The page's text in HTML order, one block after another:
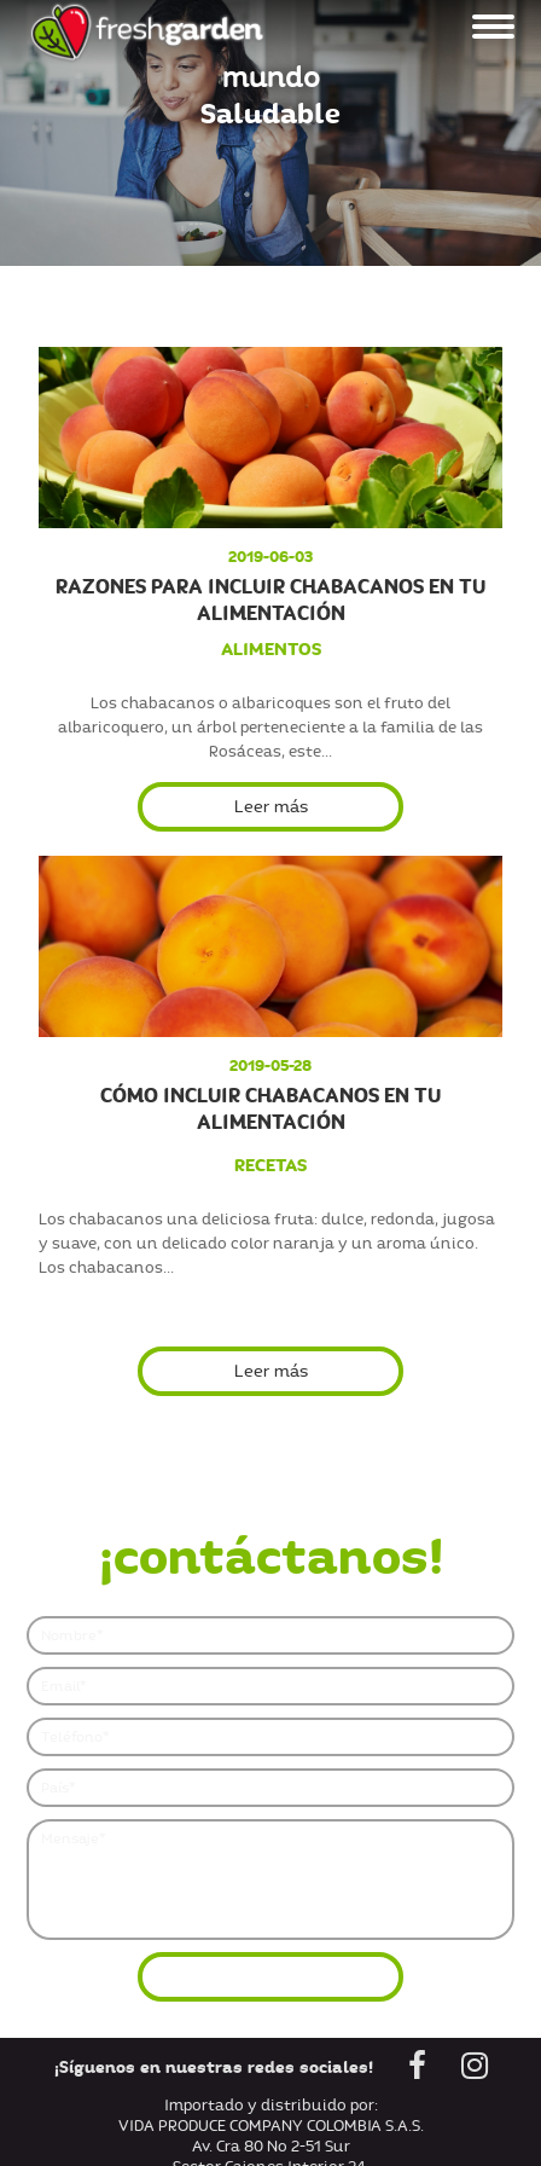
mundo
Saludable
2019-06-03
RAZONES PARA INCLUIR CHABACANOS EN TU
ALIMENTACIÓN
ALIMENTOS
Los chabacanos o albaricoques son el fruto del
albaricoquero, un árbol perteneciente a la familia de las
Rosáceas, este...
Leer más
2019-05-28
CÓMO INCLUIR CHABACANOS EN TU
ALIMENTACIÓN
RECETAS
Los chabacanos una deliciosa fruta: dulce, redonda, jugosa
y suave, con un delicado color naranja y un aroma único.
Los chabacanos...
Leer más
¡contáctanos!
¡Síguenos en nuestras redes sociales!
Importado y distribuido por:
VIDA PRODUCE COMPANY COLOMBIA S.A.S.
Av. Cra 80 No 2-51 Sur